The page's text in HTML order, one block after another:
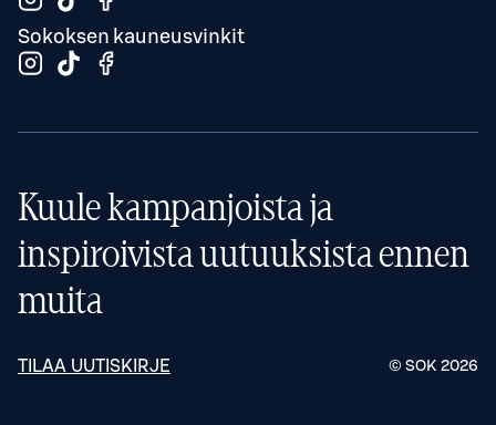
Sokoksen kauneusvinkit
Kuule kampanjoista ja
inspiroivista uutuuksista ennen
muita
TILAA UUTISKIRJE © SOK 2026